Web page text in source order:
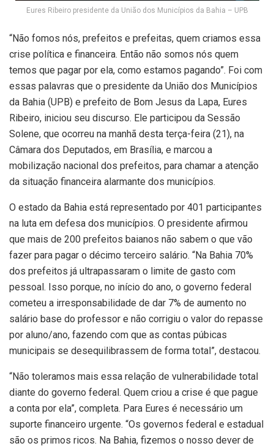
Eures Ribeiro presidente da União dos Municípios da Bahia – UPB
“Não fomos nós, prefeitos e prefeitas, quem criamos essa
crise política e financeira. Então não somos nós quem
temos que pagar por ela, como estamos pagando”. Foi com
essas palavras que o presidente da União dos Municípios
da Bahia (UPB) e prefeito de Bom Jesus da Lapa, Eures
Ribeiro, iniciou seu discurso. Ele participou da Sessão
Solene, que ocorreu na manhã desta terça-feira (21), na
Câmara dos Deputados, em Brasília, e marcou a
mobilização nacional dos prefeitos, para chamar a atenção
da situação financeira alarmante dos municípios.
O estado da Bahia está representado por 401 participantes
na luta em defesa dos municípios. O presidente afirmou
que mais de 200 prefeitos baianos não sabem o que vão
fazer para pagar o décimo terceiro salário. “Na Bahia 70%
dos prefeitos já ultrapassaram o limite de gasto com
pessoal. Isso porque, no início do ano, o governo federal
cometeu a irresponsabilidade de dar 7% de aumento no
salário base do professor e não corrigiu o valor do repasse
por aluno/ano, fazendo com que as contas púbicas
municipais se desequilibrassem de forma total”, destacou.
“Não toleramos mais essa relação de vulnerabilidade total
diante do governo federal. Quem criou a crise é que pague
a conta por ela”, completa. Para Eures é necessário um
suporte financeiro urgente. “Os governos federal e estadual
são os primos ricos. Na Bahia, fizemos o nosso dever de